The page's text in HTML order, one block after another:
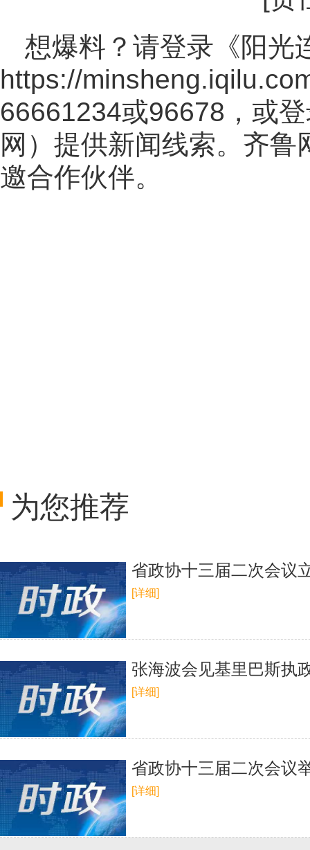
想爆料？请登录《阳光
https://
66661234或96678，或
网 ）提供新闻线索。齐鲁
邀合作伙伴。
为您推荐
省政协十三届二次会议
[详细]
张海波会见基里巴斯执
[详细]
省政协十三届二次会议
[详细]